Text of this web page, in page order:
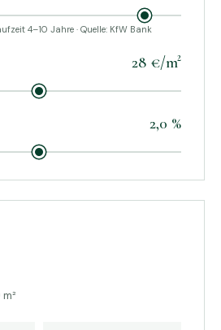
4–10 Jahre · Quelle: KfW Bank
28 €/m²
2,0 %